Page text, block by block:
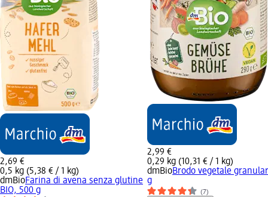
2,69 €
0,5 kg (5,38 € / 1 kg)
dmBioFarina di avena senza glutine
BIO, 500 g
2,99 €
0,29 kg (10,31 € / 1 kg)
dmBioBrodo vegetale
g
(7)